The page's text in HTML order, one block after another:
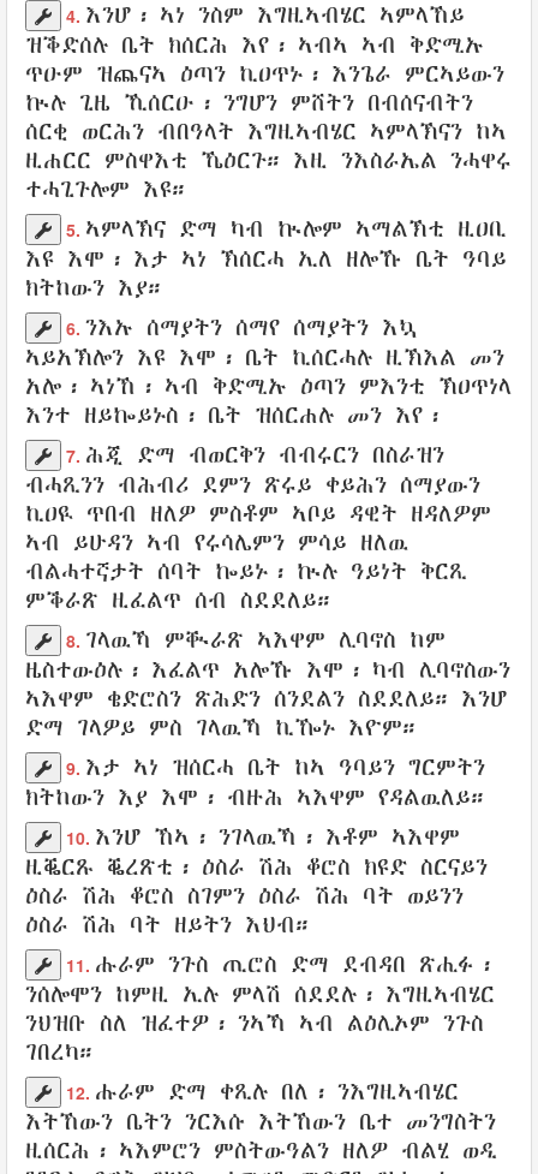
4. እንሆ፡ ኣነ ንስም እግዚኣብሄር ኣምላኸይ
ዝቕድሰሉ ቤት ክሰርሕ እየ፡ ኣብኣ ኣብ ቅድሚኡ
ጥዑም ዝጨናኣ ዕጣን ኪዐጥኑ ፡ እንጌራ ምርኣይውን
ኲሉ ጊዜ ኺሰርዑ፡ ንግሆን ምሸትን በብሰናብትን
ሰርቂ ወርሕን ብበዓላት እግዚኣብሄር ኣምላኽናን ከኣ
ዚሐርር ምስዋእቲ ኼዕርጉ። እዚ ንእስራኤል ንሓዋሩ
ተሓጊጉሎም እዩ።
5. ኣምላኽና ድማ ካብ ኲሎም ኣማልኽቲ ዚዐቢ
እዩ እሞ፡ እታ ኣነ ኽሰርሓ ኢለ ዘሎኹ ቤት ዓባይ
ክትከውን እያ።
6. ንእኡ ሰማያትን ሰማየ ሰማያትን እኳ
ኣይአኽሎን እዩ እሞ፡ ቤት ኪሰርሓሉ ዚኽእል መን
አሎ፡ ኣነኸ፡ ኣብ ቅድሚኡ ዕጣን ምእንቲ ኽዐጥነላ
እንተ ዘይኰይኑስ፡ ቤት ዝሰርሐሉ መን እየ ፡
7. ሕጂ ድማ ብወርቅን ብብሩርን በስራዝን
ብሓጺንን ብሕብሪ ደምን ጽሩይ ቀይሕን ሰማያውን
ኪዐዪ ጥበብ ዘለዎ ምስቶም ኣቦይ ዳዊት ዘዳለዎም
ኣብ ይሁዳን ኣብ የሩሳሌምን ምሳይ ዘለዉ
ብልሓተኛታት ሰባት ኰይኑ፡ ኲሉ ዓይነት ቅርጺ
ምቕራጽ ዚፈልጥ ሰብ ስደደለይ።
8. ገላዉኻ ምቚራጽ ኣእዋም ሊባኖስ ከም
ዜስተውዕሉ ፡ እፈልጥ አሎኹ እሞ፡ ካብ ሊባኖስውን
ኣእዋም ቄድሮስን ጽሕድን ሰንደልን ስደደለይ። እንሆ
ድማ ገላዎይ ምስ ገላዉኻ ኪዀኑ እዮም።
9. እታ ኣነ ዝሰርሓ ቤት ከኣ ዓባይን ግርምትን
ክትከውን እያ እሞ፡ ብዙሕ ኣእዋም የዳልዉለይ።
10. እንሆ ኸኣ፡ ንገላዉኻ ፡ እቶም ኣእዋም
ዚቘርጹ ቘረጽቲ፡ ዕስራ ሽሕ ቆሮስ ክዩድ ስርናይን
ዕስራ ሽሕ ቆሮስ ስገምን ዕስራ ሽሕ ባት ወይንን
ዕስራ ሽሕ ባት ዘይትን እህብ።
11. ሑራም ንጉስ ጢሮስ ድማ ደብዳበ ጽሒፉ ፡
ንሰሎሞን ከምዚ ኢሉ ምላሽ ሰደደሉ ፡ እግዚኣብሄር
ንህዝቡ ስለ ዝፈተዎ ፡ ንኣኻ ኣብ ልዕሊኦም ንጉስ
ገበረካ።
12. ሑራም ድማ ቀጺሉ በለ ፡ ንእግዚኣብሄር
እትኸውን ቤትን ንርእሱ እትኸውን ቤተ መንግስትን
ዚሰርሕ ፡ ኣእምሮን ምስትውዓልን ዘለዎ ብልሂ ወዲ